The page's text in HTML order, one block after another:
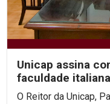
Unicap assina
faculdade italiana
O Reitor da Unicap,